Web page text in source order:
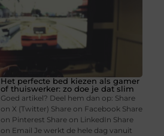
Het perfecte bed kiezen als gamer
of thuiswerker: zo doe je dat slim
Goed artikel? Deel hem dan op: Share
on X (Twitter) Share on Facebook Share
on Pinterest Share on LinkedIn Share
on Email Je werkt de hele dag vanuit